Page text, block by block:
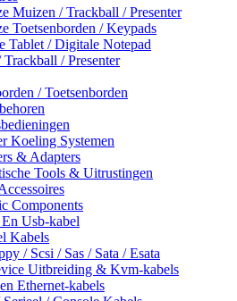
Muizen / Trackball / Presenter
Toetsenborden / Keypads
Tablet / Digitale Notepad
/ Presenter
/ Toetsenborden
Koeling Systemen
& Adapters
Tools & Uitrustingen
Components
Usb-kabel
Kabels
/ Scsi / Sas / Sata / Esata
Uitbreiding & Kvm-kabels
Ethernet-kabels